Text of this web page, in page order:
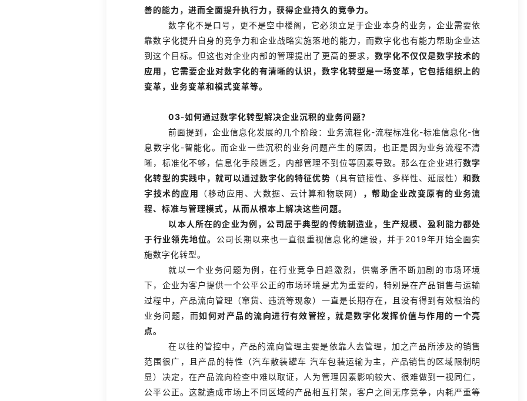
善的能力，进而全面提升执行力，获得企业持久的竞争力。
数字化不是口号，更不是空中楼阁，它必须立足于企业本身的业务，企业需要依
靠数字化提升自身的竞争力和企业战略实施落地的能力，而数字化也有能力帮助企业达
到这个目标。但这也对企业内部的管理提出了更高的要求， 数字化不仅仅是数字技术的
应用，它需要企业对数字化的有清晰的认识，数字化转型是一场变革，它包括组织上的
变革，业务变革和模式变革等。
03-如何通过数字化转型解决企业沉积的业务问题？
前面提到，企业信息化发展的几个阶段：业务流程化-流程标准化-标准信息化-信
息数字化-智能化。而企业一些沉积的业务问题产生的原因，也正是因为业务流程不清
晰，标准化不够，信息化手段匮乏，内部管理不到位等因素导致。那么在企业进行数字
化转型的实践中，就可以通过数字化的特征优势 （具有链接性、多样性、延展性）和数
字技术的应用
（移动应用、大数据、云计算和物联网）
，帮助企业改变原有的业务流
程、标准与管理模式，从而从根本上解决这些问题。
以本人所在的企业为例，公司属于典型的传统制造业，生产规模、盈利能力都处
于行业领先地位。 公司长期以来也一直很重视信息化的建设，并于2019年开始全面实
施数字化转型。
就以一个业务问题为例，在行业竞争日趋激烈，供需矛盾不断加剧的市场环境
下，企业为客户提供一个公平公正的市场环境是尤为重要的，特别是在产品销售与运输
过程中，产品流向管理（窜货、违流等现象）一直是长期存在，且没有得到有效根治的
业务问题，而如何对产品的流向进行有效管控，就是数字化发挥价值与作用的一个亮
点。
在以往的管控中，产品的流向管理主要是依靠人去管理，加之产品所涉及的销售
范围很广，且产品的特性（汽车散装罐车 汽车包装运输为主，产品销售的区域限制明
显）决定，在产品流向检查中难以取证，人为管理因素影响较大、很难做到一视同仁，
公平公正。这就造成市场上不同区域的产品相互打架，客户之间无序竞争，内耗严重等